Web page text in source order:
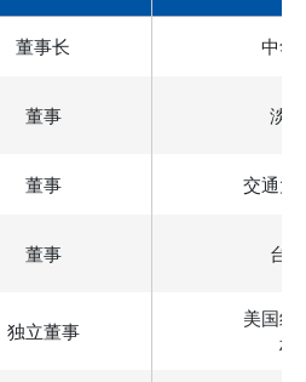
董事长 中华
董事 淡
董事 交通大
董事 台
独立董事
美国纽
材